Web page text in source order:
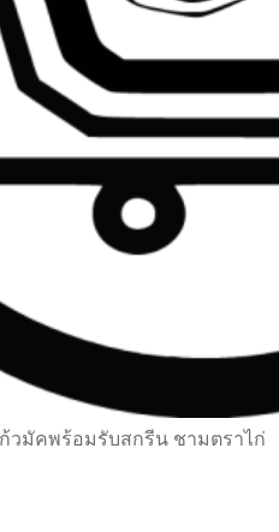
วมัคพร้อมรับสกรีน ชามตราไก่